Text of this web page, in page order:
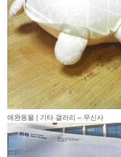
애완동물 | 기타 갤러리 – 무신사